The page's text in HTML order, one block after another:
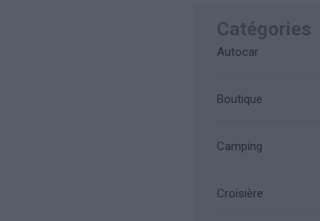
Catégories
Autocar
Boutique
Camping
Croisière